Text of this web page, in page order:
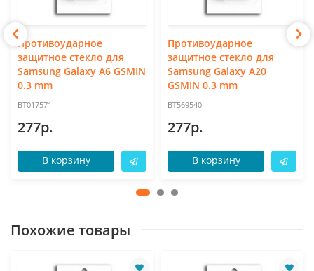
Противоударное
защитное стекло для
Samsung Galaxy A6 GSMIN
0.3 mm
BT017571
277р.
В корзину
Противоударное
защитное стекло для
Samsung Galaxy A20
GSMIN 0.3 mm
BT569540
277р.
В корзину
Похожие товары